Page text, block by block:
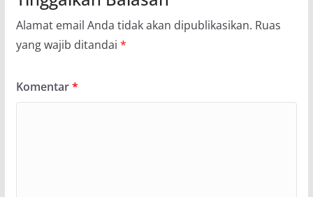
Alamat email Anda tidak akan dipublikasikan. Ruas
yang wajib ditandai *
Komentar*